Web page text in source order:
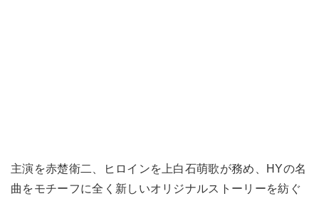
主演を赤楚衛二、ヒロインを上白石萌歌が務め、HYの名
曲をモチーフに全く新しいオリジナルストーリーを紡ぐ